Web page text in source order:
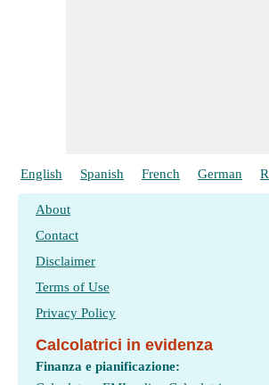
English Spanish French German
About
Contact
Disclaimer
Terms of Use
Privacy Policy
Calcolatrici in evidenza
Finanza e pianificazione: